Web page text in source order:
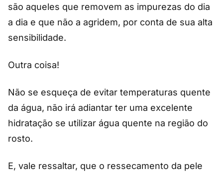
são aqueles que removem as impurezas do dia
a dia e que não a agridem, por conta de sua alta
sensibilidade.
Outra coisa!
Não se esqueça de evitar temperaturas quente
da água, não irá adiantar ter uma excelente
hidratação se utilizar água quente na região do
rosto.
E, vale ressaltar, que o ressecamento da pele